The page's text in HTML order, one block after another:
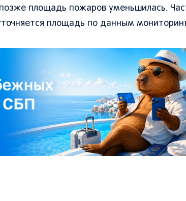
площадь пожаров уменьшилась.
площадь по данным